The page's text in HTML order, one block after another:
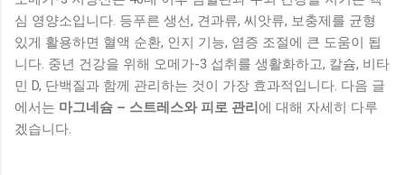
심 영양소입니다. 등푸른 생선, 견과류, 씨앗류, 보충제를 균형
있게 활용하면 혈액 순환, 인지 기능, 염증 조절에 큰 도움이 됩
니다. 중년 건강을 위해 오메가-3 섭취를 생활화하고, 칼슘, 비타
민 D, 단백질과 함께 관리하는 것이 가장 효과적입니다. 다음 글
에서는 마그네슘 – 스트레스와 피로 관리 에 대해 자세히 다루
겠습니다.